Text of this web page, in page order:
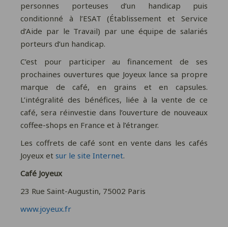
personnes porteuses d’un handicap puis
conditionné à l’ESAT (Établissement et Service
d’Aide par le Travail) par une équipe de salariés
porteurs d’un handicap.
C’est pour participer au financement de ses
prochaines ouvertures que Joyeux lance sa propre
marque de café, en grains et en capsules.
L’intégralité des bénéfices, liée à la vente de ce
café, sera réinvestie dans l’ouverture de nouveaux
coffee-shops en France et à l’étranger.
Les coffrets de café sont en vente dans les cafés
Joyeux et sur le site Internet.
Café Joyeux
23 Rue Saint-Augustin, 75002 Paris
www.joyeux.fr